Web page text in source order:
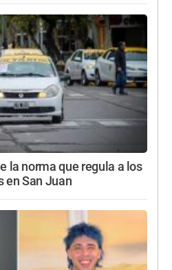
la norma que regula a los
en San Juan